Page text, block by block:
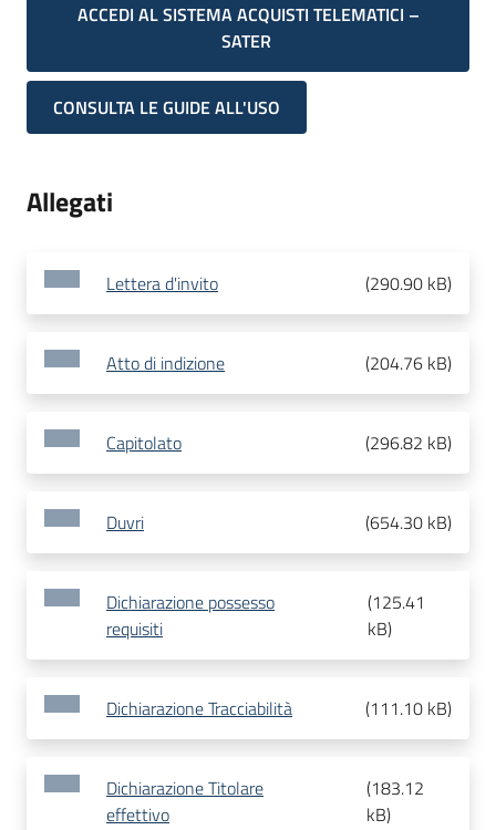
ACCEDI AL SISTEMA ACQUISTI TELEMATICI –
SATER
CONSULTA LE GUIDE ALL'USO
Allegati
Lettera d'invito (290.90 kB)
Atto di indizione (204.76 kB)
Capitolato (296.82 kB)
Duvri (654.30 kB)
Dichiarazione possesso
requisiti
(125.41
kB)
Dichiarazione Tracciabilità (111.10 kB)
Dichiarazione Titolare
effettivo
(183.12
kB)